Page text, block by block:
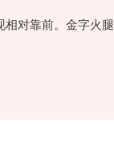
对靠前。金字火